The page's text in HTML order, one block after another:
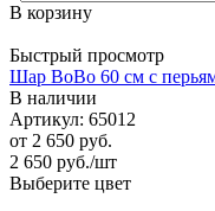
В корзину
Быстрый просмотр
Шар BoBo 60 см с
В наличии
Артикул: 65012
от 2 650 руб.
2 650 руб./шт
Выберите цвет